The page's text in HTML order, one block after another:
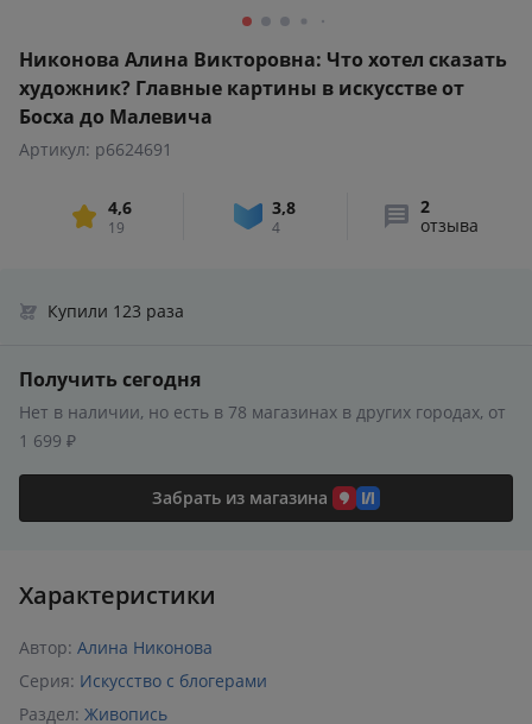
Никонова Алина Викторовна: Что хотел сказать
художник? Главные картины в искусстве от
Босха до Малевича
Артикул: p6624691
4,6
19
3,8
4
2
отзыва
Купили 123 раза
Получить сегодня
Нет в наличии, но есть в 78 магазинах в других городах, от
1 699 ₽
Забрать из магазина
Характеристики
Автор: Алина Никонова
Серия: Искусство с блогерами
Раздел: Живопись